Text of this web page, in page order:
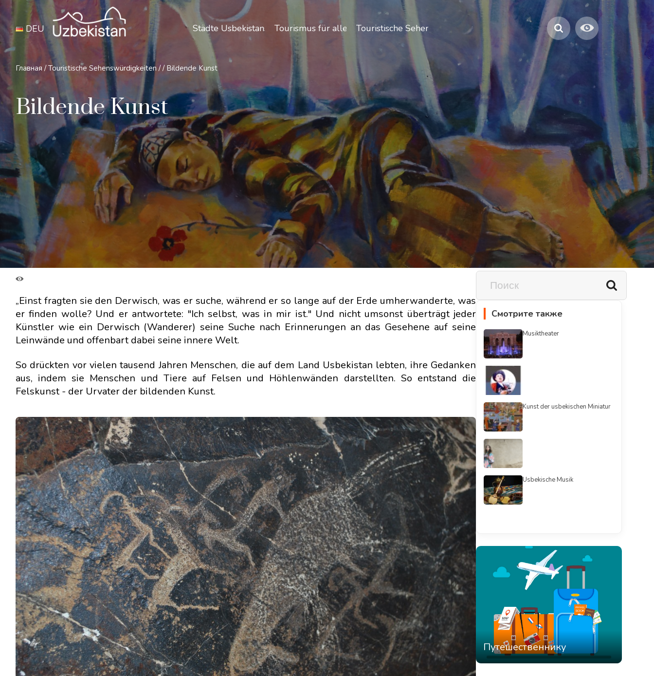
Städte Usbekistans Tourismus für alle Touristische Sehenswürdigkeiten
DEU
Главная / Touristische Sehenswürdigkeiten / / Bildende Kunst
Bildende Kunst
„Einst fragten sie den Derwisch, was er suche, während er so lange auf der Erde umherwanderte, was
er finden wolle? Und er antwortete: "Ich selbst, was in mir ist." Und nicht umsonst überträgt jeder
Künstler wie ein Derwisch (Wanderer) seine Suche nach Erinnerungen an das Gesehene auf seine
Leinwände und offenbart dabei seine innere Welt.
So drückten vor vielen tausend Jahren Menschen, die auf dem Land Usbekistan lebten, ihre Gedanken
aus, indem sie Menschen und Tiere auf Felsen und Höhlenwänden darstellten. So entstand die
Felskunst - der Urvater der bildenden Kunst.
Смотрите также
Musiktheater
Kunst der usbekischen Miniatur
Usbekische Musik
Путешественнику